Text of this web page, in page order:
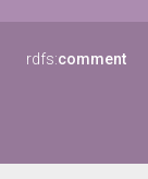
rdfs:comment